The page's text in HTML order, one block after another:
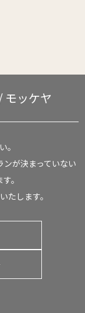
モッケヤ
。
が決まっていない
。
たします。